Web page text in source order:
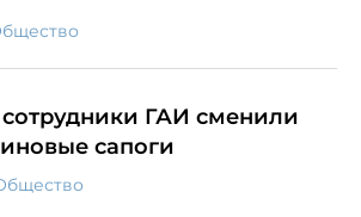
ГАИ сменили
сапоги